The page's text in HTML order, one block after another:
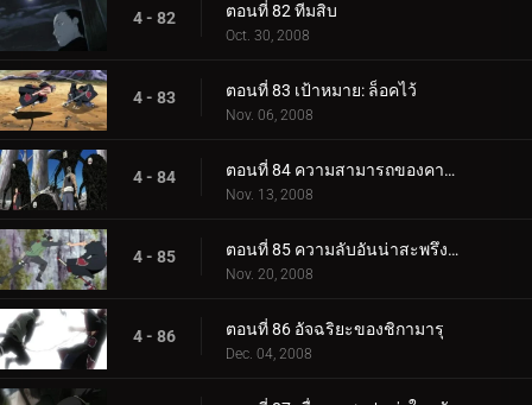
4 - 82 ตอนที่ 82 ทีมสิบ
Oct. 30, 2008
4 - 83 ตอนที่ 83 เป้าหมาย: ล็อคไว้
Nov. 06, 2008
4 - 84 ตอนที่ 84 ความสามารถของคาคุซึ
Nov. 13, 2008
4 - 85 ตอนที่ 85 ความลับอันน่าสะพรึงกลัว
Nov. 20, 2008
4 - 86 ตอนที่ 86 อัจฉริยะของชิกามารุ
Dec. 04, 2008